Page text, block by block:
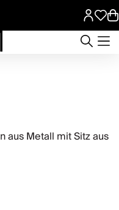
aus Metall mit Sitz aus